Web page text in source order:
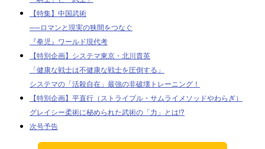
【特集】中国武術
──ロマンと現実の狭間をつなぐ
『拳児』ワールド現代考
【特別企画】システマ東京・北川貴英
「健康な戦士は不健康な戦士を圧倒する」
システマの「活殺自在」最強の非破壊トレーニング！
【特別企画】平直行（ストライプル・サムライメソッドやわらぎ）
グレイシー柔術に秘められた武術の「力」とは!?
次号予告